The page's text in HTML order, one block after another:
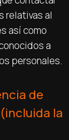
relativas al
así como
a
personales.
de
la